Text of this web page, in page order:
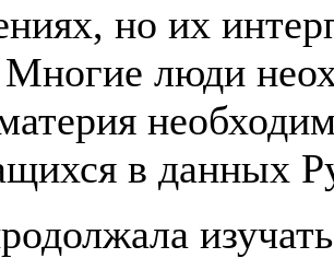
но их
люди
в данных